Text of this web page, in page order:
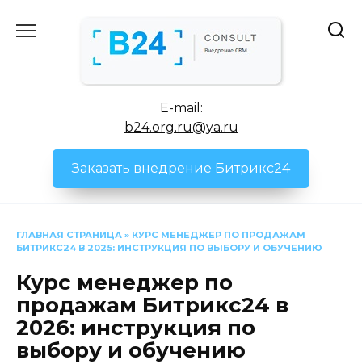
E-mail:
b24.org.ru@ya.ru
Заказать внедрение Битрикс24
ГЛАВНАЯ СТРАНИЦА » КУРС МЕНЕДЖЕР ПО ПРОДАЖАМ
БИТРИКС24 В 2025: ИНСТРУКЦИЯ ПО ВЫБОРУ И ОБУЧЕНИЮ
Курс менеджер по
продажам Битрикс24 в
2026: инструкция по
выбору и обучению